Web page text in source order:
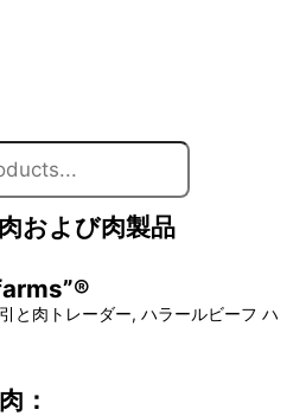
および肉製品
：